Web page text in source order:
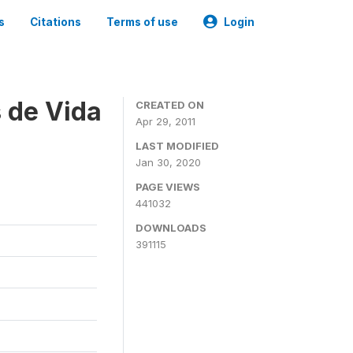
Citations Terms of use Login
Vida
CREATED ON
Apr 29, 2011
LAST MODIFIED
Jan 30, 2020
PAGE VIEWS
441032
DOWNLOADS
391115